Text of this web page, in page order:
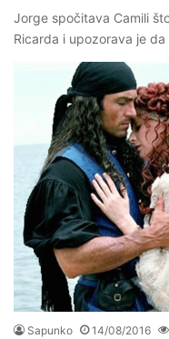
Jorge spočitava Camili
Ricarda i upozorava je
Sapunko 14/08/2016